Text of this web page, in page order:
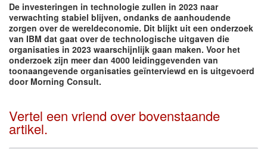
De investeringen in technologie zullen in 2023 naar
verwachting stabiel blijven, ondanks de aanhoudende
zorgen over de wereldeconomie. Dit blijkt uit een onderzoek
van IBM dat gaat over de technologische uitgaven die
organisaties in 2023 waarschijnlijk gaan maken. Voor het
onderzoek zijn meer dan 4000 leidinggevenden van
toonaangevende organisaties geïnterviewd en is uitgevoerd
door Morning Consult.
Vertel een vriend over bovenstaande
artikel.